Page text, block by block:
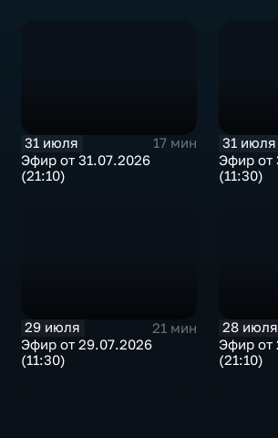
31 июля
17 мин
Эфир от 31.07.2026
(21:10)
31 июля
Эфир от
(11:30)
29 июля
21 мин
Эфир от 29.07.2026
(11:30)
28 июля
Эфир от
(21:10)